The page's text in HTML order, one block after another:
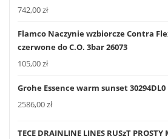
742,00zł
Flamco Naczynie wzbiorcze Contra
czerwone do C.O. 3bar 26073
105,00zł
Grohe Essence warm sunset 30294DL0
2586,00zł
TECE DRAINLINE LINES RUSzT PROSTY